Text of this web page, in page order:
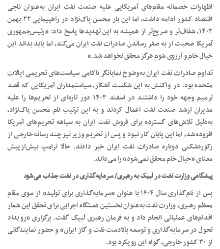
اظهارات خصمانه مقام‌های آمریکایی علیه صنعت نفت ایران به‌عنوان ناجی
اقتصاد کشور ادامه داشت، اما این بار محسن پاک‌نژاد در راهپیمایی ۲۲ بهمن
۱۴۰۳، شفاف‌تر و صریح‌تر از همیشه به این تهدیدها پاسخ داد: «رئیس‌جمهوری
آمریکا صحبت از به صفر رساندن صادرات نفت ایران می‌کند، اما باید بداند این
خیال خام و آرزوی شوم هرگز محقق نخواهد شد.»
تداوم صادرات نفت ایران به‌وضوح نمایانگر ناکامی سیاست‌های تحریمی ایالات
متحده بود. در واکنش به این شکست آشکار، سیاستمداران آمریکایی که قصد
ترمیم وجهه خود را داشتند در اسفند ۱۴۰۳ دور تازه‌ای از تحریم‌ها را علیه
مدیران ارشد صنعت نفت اعمال کردند و به این ترتیب نام محسن پاک‌نژاد،
به‌دلیل تلاش‌های گسترده برای فروش نفت ایران به سیاهه تحریم‌های آمریکا
افزوده شد، اما این پایان کار نبود و پس از تحریم وزیر نیز چند رسانه خارجی از
رکوردشکنی دوباره صادرات نفت ایران خبر دادند. حالا ترامپ بیش‌ازپیش
معنای «خیال خام محقق نمی‌شود» را می‌داند.
پیشگامی وزارت نفت در لبیک به رهبری/ سرمایه‌گذاری در نفت جذاب می‌شود
پس از نام‌گذاری سال ۱۴۰۴ با عنوان «سرمایه‌گذاری برای تولید» از سوی مقام
معظم رهبری، وزارت نفت به‌عنوان نخستین دستگاه اجرایی برای تحقق این شعار
اقدام‌های عملیاتی انجام داد و به فرمان رهبری لبیک گفت. برگزاری «رویداد
تحول در سرمایه‌گذاری و توسعه بالادست نفت و گاز ایران» و حضور نمایندگانی
از ۳۰ کشور خارجی، گواه این رویکرد بود.